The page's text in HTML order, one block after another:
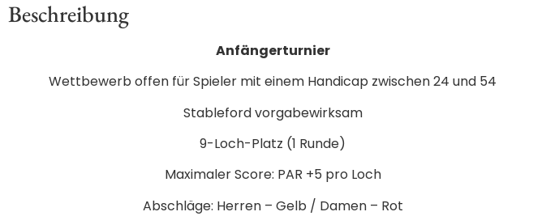
Beschreibung
Anfängerturnier
Wettbewerb offen für Spieler mit einem Handicap zwischen 24 und 54
Stableford vorgabewirksam
9-Loch-Platz (1 Runde)
Maximaler Score: PAR +5 pro Loch
Abschläge: Herren – Gelb / Damen – Rot